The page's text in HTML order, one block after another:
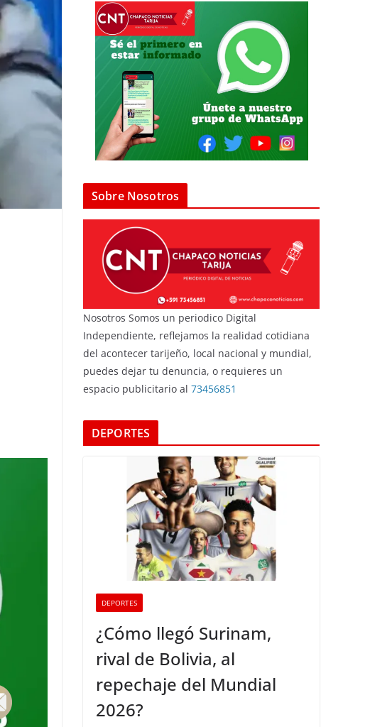
Sobre Nosotros
Nosotros Somos un periodico Digital
Independiente, reflejamos la realidad cotidiana
del acontecer tarijeño, local nacional y mundial,
puedes dejar tu denuncia, o requieres un
espacio publicitario al 73456851
DEPORTES
DEPORTES
¿Cómo llegó Surinam,
rival de Bolivia, al
repechaje del Mundial
2026?